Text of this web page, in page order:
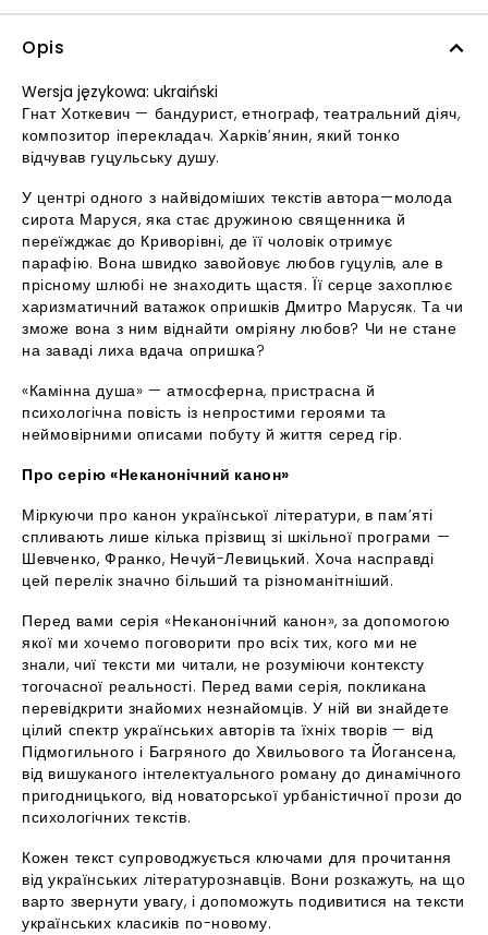
Opis
Wersja językowa: ukraiński
Гнат Хоткевич — бандурист, етнограф, театральний діяч,
композитор іперекладач. Харків’янин, який тонко
відчував гуцульську душу.
У центрі одного з найвідоміших текстів автора—молода
сирота Маруся, яка стає дружиною священника й
переїжджає до Криворівні, де її чоловік отримує
парафію. Вона швидко завойовує любов гуцулів, але в
прісному шлюбі не знаходить щастя. Її серце захоплює
харизматичний ватажок опришків Дмитро Марусяк. Та чи
зможе вона з ним віднайти омріяну любов? Чи не стане
на заваді лиха вдача опришка?
«Камінна душа» — атмосферна, пристрасна й
психологічна повість із непростими героями та
неймовірними описами побуту й життя серед гір.
Про серію «Неканонічний канон»
Міркуючи про канон української літератури, в пам’яті
спливають лише кілька прізвищ зі шкільної програми —
Шевченко, Франко, Нечуй-Левицький. Хоча насправді
цей перелік значно більший та різноманітніший.
Перед вами серія «Неканонічний канон», за допомогою
якої ми хочемо поговорити про всіх тих, кого ми не
знали, чиї тексти ми читали, не розуміючи контексту
тогочасної реальності. Перед вами серія, покликана
перевідкрити знайомих незнайомців. У ній ви знайдете
цілий спектр українських авторів та їхніх творів — від
Підмогильного і Багряного до Хвильового та Йогансена,
від вишуканого інтелектуального роману до динамічного
пригодницького, від новаторської урбаністичної прози до
психологічних текстів.
Кожен текст супроводжується ключами для прочитання
від українських літературознавців. Вони розкажуть, на що
варто звернути увагу, і допоможуть подивитися на тексти
українських класиків по-новому.